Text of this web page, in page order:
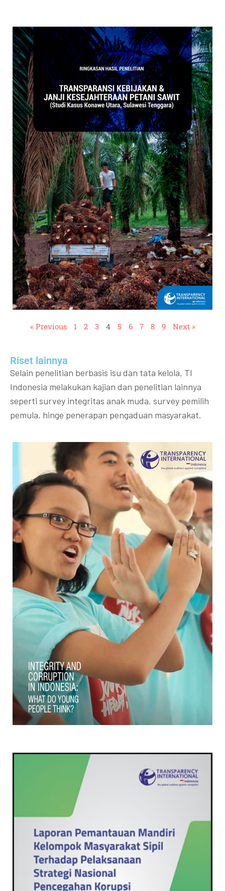
« Previous 1 2 3 4 5 6 7 8 9 Next »
Riset lainnya​​
Selain penelitian berbasis isu dan tata kelola, TI
Indonesia melakukan kajian dan penelitian lainnya
seperti survey integritas anak muda, survey pemilih
pemula, hinge penerapan pengaduan masyarakat.